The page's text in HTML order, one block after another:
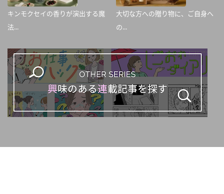
キンモクセイの香りが演出する魔
法...
大切な方への贈り物に、ご自身へ
の...